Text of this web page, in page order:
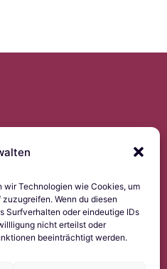
wir Technologien wie Cookies, um
Wenn du diesen
Surfverhalten oder eindeutige IDs
nicht erteilst oder
beeinträchtigt werden.